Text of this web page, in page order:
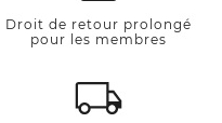
Droit de retour prolongé
pour les membres